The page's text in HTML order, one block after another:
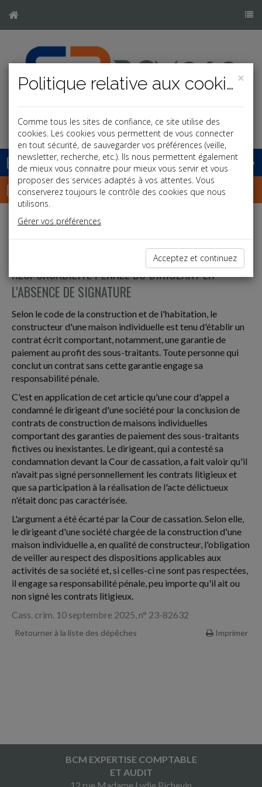
Base documentaire
Dépêches
j
Vie des affaires
RESPONSABILITÉ PÉNALE DU DIRIGEANT EN
L'ABSENCE DE SIGNATURE
Selon le code de la construction et de l'habitation, le
constructeur d'une maison individuelle est tenu d'établir un
contrat écrit comportant, notamment, une garantie de
paiement au profit des sous-traitants. Toute personne qui
conclut un contrat sans cette garantie engage sa
responsabilité pénale.
C'est en application de cet article qu'une cour d'appel a
condamné le dirigeant d'une société pour la conclusion de
contrats de construction de maisons individuelles
comportant des garanties de paiement des sous-traitants
fictives ou inexistantes. Le dirigeant, qui a contesté sa
condamnation devant la Cour de cassation, a fait valoir qu'il
n'avait pas signé personnellement les contrats litigieux et
que sa participation à la réalisation de l'acte délictueux
n'était donc pas caractérisée.
L'argument a été écarté par la Cour de cassation. Selon elle,
le dirigeant d'une société chargée de la construction d'une
maison individuelle a, en qualité de constructeur, l'obligation
de veiller au respect des dispositions applicables aux
activités de sa société et, si celles-ci ne sont pas respectées,
il engage sa responsabilité pénale, peu importe qu'il ait ou
non signé les contrats litigieux.
Cass. crim. 10 septembre 2025, n° 23-82632
Retourner à la liste des dépêches Imprimer
BCM EXPERTISE COMPTABLE
ET AUDIT
×
Politique relative aux cookies
Comme tous les sites de confiance, ce site utilise des
cookies. Les cookies vous permettent de vous connecter
en tout sécurité, de sauvegarder vos préférences (veille,
newsletter, recherche, etc.). Ils nous permettent également
de mieux vous connaitre pour mieux vous servir et vous
proposer des services adaptés à vos attentes. Vous
conserverez toujours le contrôle des cookies que nous
utilisons.
Gérer vos préférences
Acceptez et continuez